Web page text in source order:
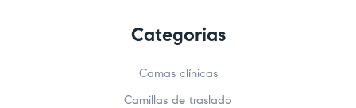
Categorias
Camas clínicas
Camillas de traslado